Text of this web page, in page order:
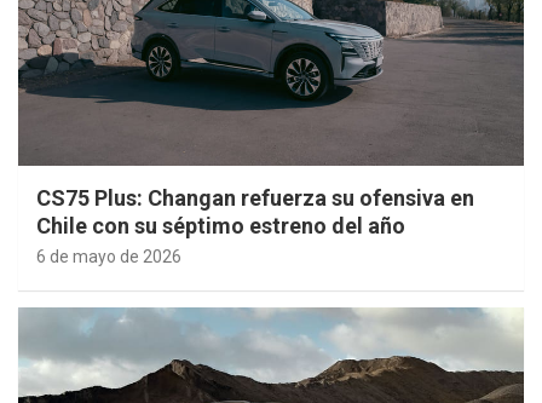
CS75 Plus: Changan refuerza su ofensiva en
Chile con su séptimo estreno del año
6 de mayo de 2026